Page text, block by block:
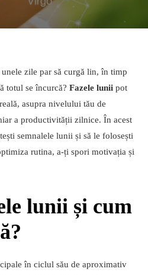
zile par să curgă lin, în timp
totul se încurcă? Fazele lunii pot
asupra nivelului tău de
a productivității zilnice. În acest
semnalele lunii și să le folosești
rutina, a-ți spori motivația și
lunii și cum
în ciclul său de aproximativ